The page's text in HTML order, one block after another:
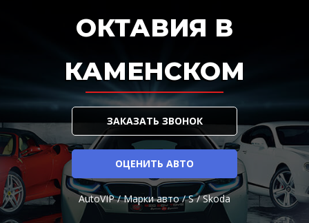
ОКТАВИЯ В
КАМЕНСКОМ
ЗАКАЗАТЬ ЗВОНОК
ОЦЕНИТЬ АВТО
AutoVIP/Марки авто/S/Skoda